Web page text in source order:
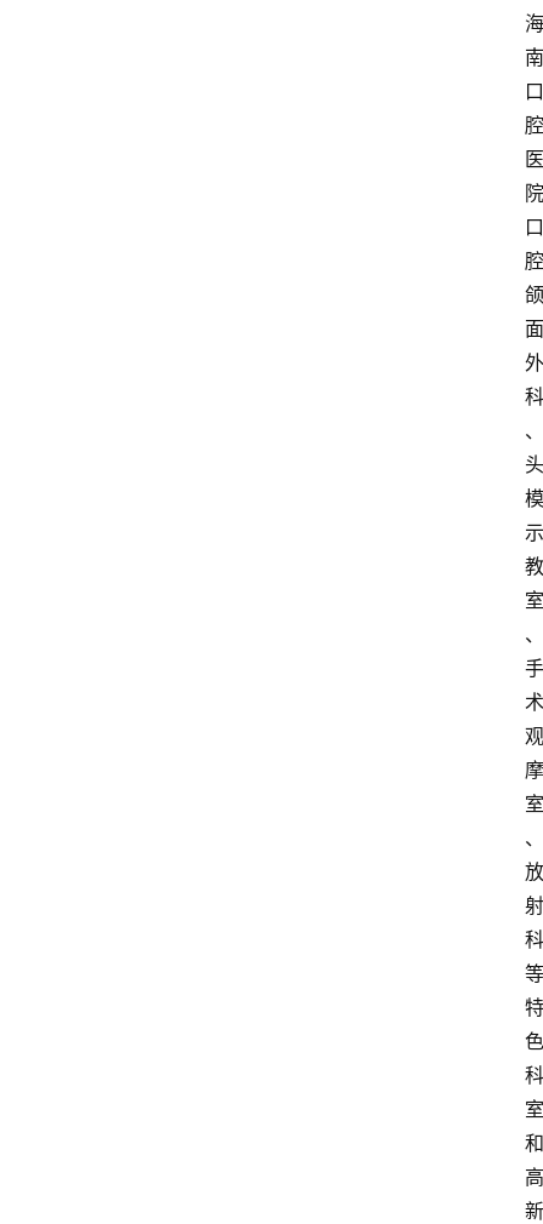
海
南
口
腔
医
院
口
腔
颌
面
外
科
、
头
模
示
教
室
、
手
术
观
摩
室
、
放
射
科
等
特
色
科
室
和
高
新